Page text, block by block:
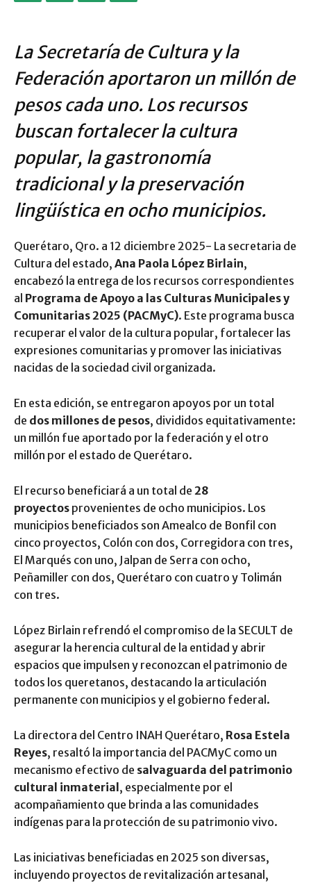
La Secretaría de Cultura y la
Federación aportaron un millón de
pesos cada uno. Los recursos
buscan fortalecer la cultura
popular, la gastronomía
tradicional y la preservación
lingüística en ocho municipios.
Querétaro, Qro. a 12 diciembre 2025- La secretaria de
Cultura del estado, Ana Paola López Birlain,
encabezó la entrega de los recursos correspondientes
al Programa de Apoyo a las Culturas Municipales y
Comunitarias 2025 (PACMyC). Este programa busca
recuperar el valor de la cultura popular, fortalecer las
expresiones comunitarias y promover las iniciativas
nacidas de la sociedad civil organizada.
En esta edición, se entregaron apoyos por un total
de dos millones de pesos, divididos equitativamente:
un millón fue aportado por la federación y el otro
millón por el estado de Querétaro.
El recurso beneficiará a un total de 28
proyectos provenientes de ocho municipios. Los
municipios beneficiados son Amealco de Bonfil con
cinco proyectos, Colón con dos, Corregidora con tres,
El Marqués con uno, Jalpan de Serra con ocho,
Peñamiller con dos, Querétaro con cuatro y Tolimán
con tres.
López Birlain refrendó el compromiso de la SECULT de
asegurar la herencia cultural de la entidad y abrir
espacios que impulsen y reconozcan el patrimonio de
todos los queretanos, destacando la articulación
permanente con municipios y el gobierno federal.
La directora del Centro INAH Querétaro, Rosa Estela
Reyes, resaltó la importancia del PACMyC como un
mecanismo efectivo de salvaguarda del patrimonio
cultural inmaterial , especialmente por el
acompañamiento que brinda a las comunidades
indígenas para la protección de su patrimonio vivo.
Las iniciativas beneficiadas en 2025 son diversas,
incluyendo proyectos de revitalización artesanal,